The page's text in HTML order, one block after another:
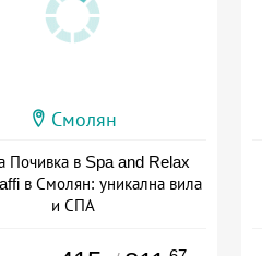
Смолян
Почивка в Spa and Relax
в Смолян: уникална вила
и СПА